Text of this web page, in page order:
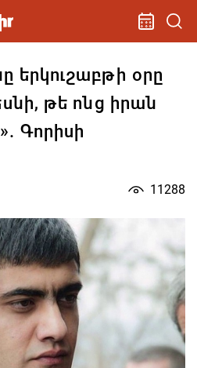
երկուշաբթի օրը
թե ոնց իրան
Գորիսի
11288